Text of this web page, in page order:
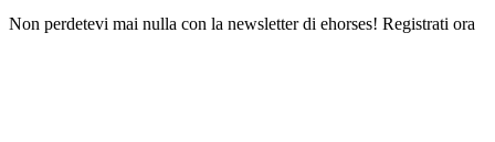
Non perdetevi mai nulla con la newsletter di ehorses! Registrati ora